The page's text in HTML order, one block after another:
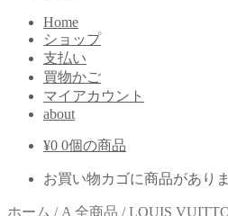
Home
ショップ
支払い
買物かご
マイアカウント
about
¥0 0個の商品
お買い物カゴに商品がありま
ホーム / A 全商品 /LOUIS